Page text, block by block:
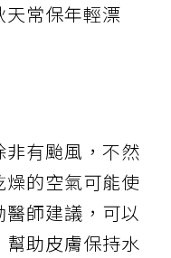
常保年輕漂
有颱風，不然
的空氣可能使
師建議，可以
幫助皮膚保持水